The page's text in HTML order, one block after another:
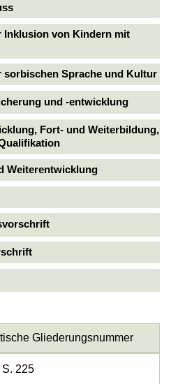
Inklusion von Kindern mit
sorbischen Sprache und Kultur
und -entwicklung
Fort- und Weiterbildung,
Weiterentwicklung
Gliederungsnummer
225